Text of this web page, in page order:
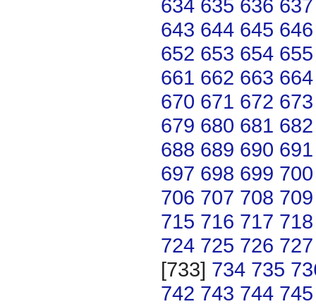
634 635 636 637
643 644 645 646
652 653 654 655
661 662 663 664
670 671 672 673
679 680 681 682
688 689 690 691
697 698 699 700
706 707 708 709
715 716 717 718
724 725 726 727
[733] 734 735
742 743 744 745